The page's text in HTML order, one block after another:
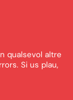
qualsevol altre
Si us plau,